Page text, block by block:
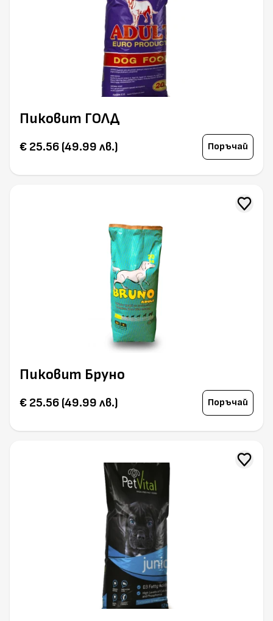
Пиковит ГОЛД
€ 25.56 (49.99 лв.) Поръчай
Пиковит Бруно
€ 25.56 (49.99 лв.) Поръчай